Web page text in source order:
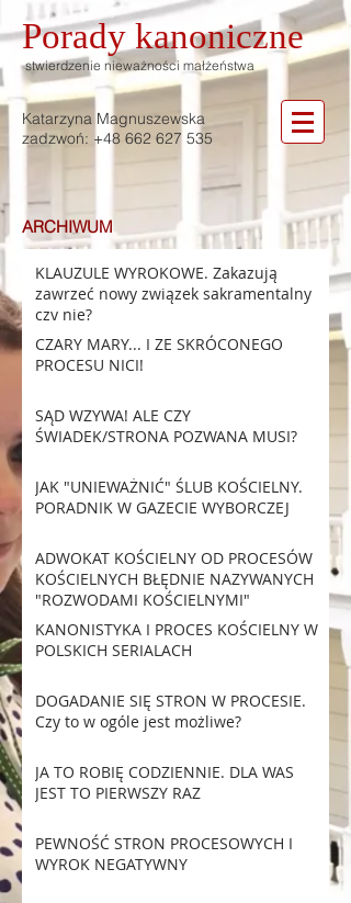
Porady kanoniczne
stwierdzenie nieważności małżeństwa
Katarzyna Magnuszewska
zadzwoń: +48 662 627 535
ARCHIWUM
KLAUZULE WYROKOWE. Zakazują
zawrzeć nowy związek sakramentalny
czy nie?
CZARY MARY... I ZE SKRÓCONEGO
PROCESU NICI!
SĄD WZYWA! ALE CZY
ŚWIADEK/STRONA POZWANA MUSI?
JAK "UNIEWAŻNIĆ" ŚLUB KOŚCIELNY.
PORADNIK W GAZECIE WYBORCZEJ
ADWOKAT KOŚCIELNY OD PROCESÓW
KOŚCIELNYCH BŁĘDNIE NAZYWANYCH
"ROZWODAMI KOŚCIELNYMI"
KANONISTYKA I PROCES KOŚCIELNY W
POLSKICH SERIALACH
DOGADANIE SIĘ STRON W PROCESIE.
Czy to w ogóle jest możliwe?
JA TO ROBIĘ CODZIENNIE. DLA WAS
JEST TO PIERWSZY RAZ
PEWNOŚĆ STRON PROCESOWYCH I
WYROK NEGATYWNY